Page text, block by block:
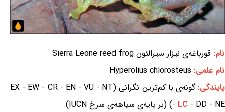
نام: قورباغه‌ی نیزار سیرالئون Sierra Leone reed frog
نام علمی: Hyperolius chlorosteus
پایندگی:
گونه‌ی با کم‌ترین نگرانی (EX - EW - CR - EN - VU - NT
- LC - DD - NE) (بر پایه‌ی سیاهه‌ی سرخ IUCN)